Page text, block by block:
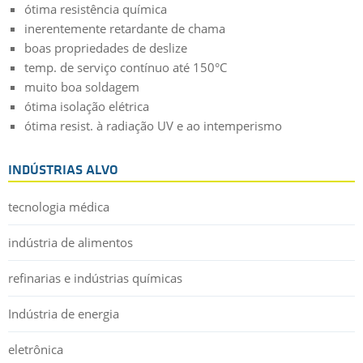
ótima resistência química
inerentemente retardante de chama
boas propriedades de deslize
temp. de serviço contínuo até 150°C
muito boa soldagem
ótima isolação elétrica
ótima resist. à radiação UV e ao intemperismo
INDÚSTRIAS ALVO
tecnologia médica
indústria de alimentos
refinarias e indústrias químicas
Indústria de energia
eletrônica